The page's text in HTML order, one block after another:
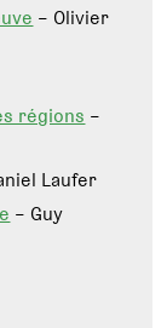
– Olivier
régions –
Laufer
– Guy